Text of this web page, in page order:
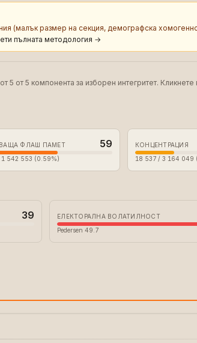
(малък размер на секция, демографска
пълната методология →
5 от 5 компонента за изборен интегритет.
ФЛАШ ПАМЕТ 59
542 553 (0.59%)
КОНЦЕНТРАЦИЯ
18 537 / 3 164 049
39 ЕЛЕКТОРАЛНА ВОЛАТИЛНОСТ
Pedersen 49.7